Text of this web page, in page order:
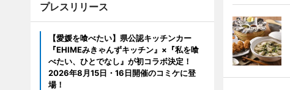
プレスリリース
【愛媛を喰べたい】県公認キッチンカー
『EHIMEみきゃんずキッチン』×『私を喰
べたい、ひとでなし』が初コラボ決定！
2026年8月15日・16日開催のコミケに登
場！